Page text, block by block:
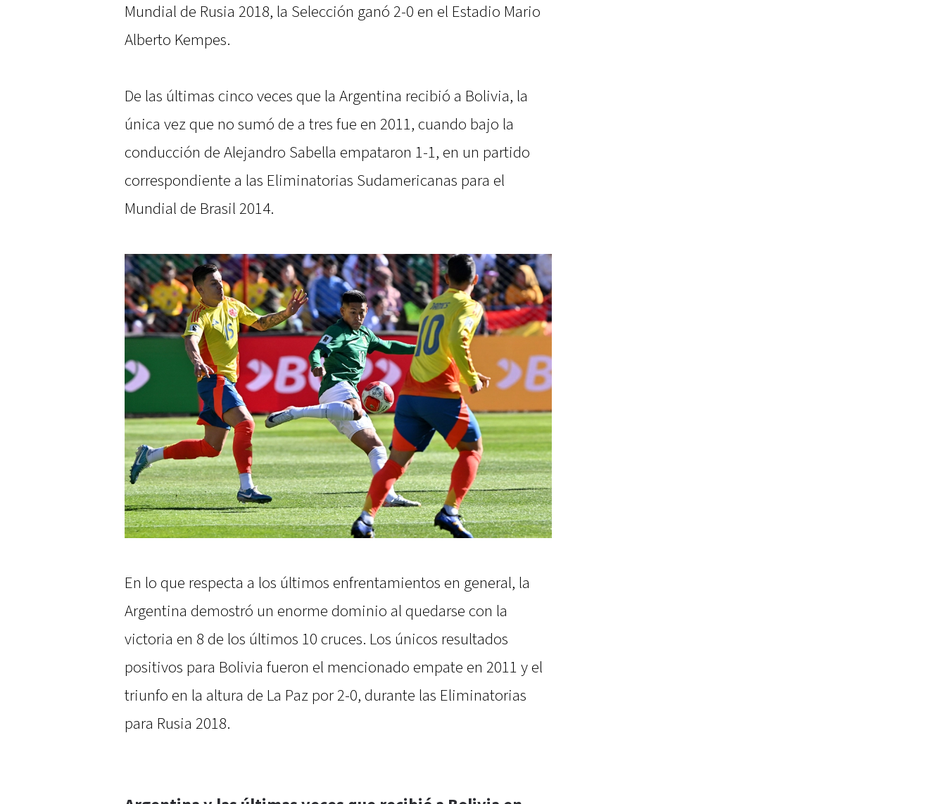
Mundial de Rusia 2018, la Selección ganó 2-0 en el Estadio Mario
Alberto Kempes.
De las últimas cinco veces que la Argentina recibió a Bolivia, la
única vez que no sumó de a tres fue en 2011, cuando bajo la
conducción de Alejandro Sabella empataron 1-1, en un partido
correspondiente a las Eliminatorias Sudamericanas para el
Mundial de Brasil 2014.
En lo que respecta a los últimos enfrentamientos en general, la
Argentina demostró un enorme dominio al quedarse con la
victoria en 8 de los últimos 10 cruces. Los únicos resultados
positivos para Bolivia fueron el mencionado empate en 2011 y el
triunfo en la altura de La Paz por 2-0, durante las Eliminatorias
para Rusia 2018.